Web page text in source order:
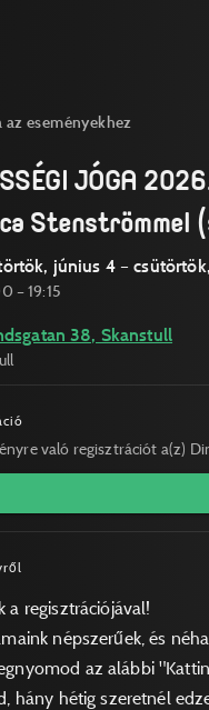
az eseményekhez
JÓGA
június 4 –
– 19:15
38, Skanstull
való regisztrációt a(z)
a regisztrációjával!
népszerűek, és
az alábbi
hány hétig szeretnél